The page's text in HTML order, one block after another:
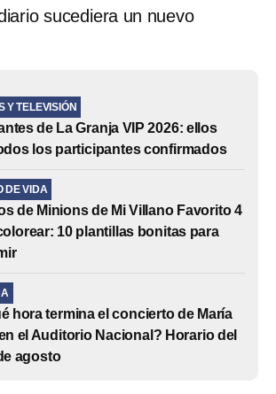
sucediera un nuevo
Y TELEVISIÓN
de La Granja VIP 2026: ellos
los participantes confirmados
DE VIDA
de Minions de Mi Villano Favorito 4
10 plantillas bonitas para
hora termina el concierto de María
el Auditorio Nacional? Horario del
agosto